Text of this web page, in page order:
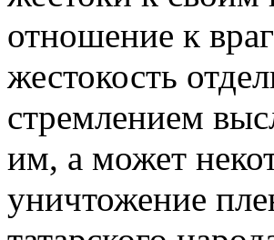
отношение к
жестокость
стремлением
им, а может
уничтожение